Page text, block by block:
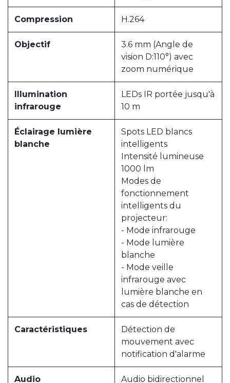
Compression H.264
Objectif
3.6 mm (Angle de
vision D:110°) avec
zoom numérique
Illumination
infrarouge
LEDs IR portée jusqu'à
10 m
Éclairage lumière
blanche
Spots LED blancs
intelligents
Intensité lumineuse
1000 lm
Modes de
fonctionnement
intelligents du
projecteur:
- Mode infrarouge
- Mode lumière
blanche
- Mode veille
infrarouge avec
lumière blanche en
cas de détection
Caractéristiques
Détection de
mouvement avec
notification d'alarme
Audio Audio bidirectionnel